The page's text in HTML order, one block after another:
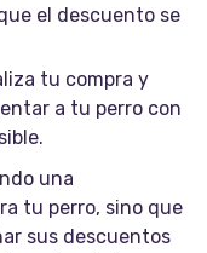
el descuento se
tu compra y
a tu perro con
una
tu perro, sino que
sus descuentos